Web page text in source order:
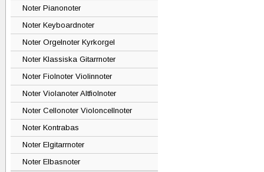
Noter Pianonoter
Noter Keyboardnoter
Noter Orgelnoter Kyrkorgel
Noter Klassiska Gitarrnoter
Noter Fiolnoter Violinnoter
Noter Violanoter Altfiolnoter
Noter Cellonoter Violoncellnoter
Noter Kontrabas
Noter Elgitarrnoter
Noter Elbasnoter